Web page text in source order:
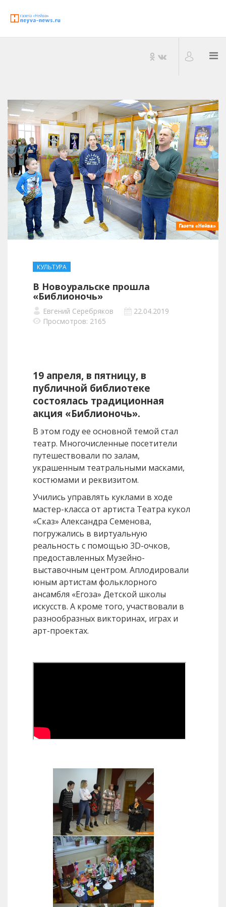
КУЛЬТУРА
В Новоуральске прошла
«Библионочь»
Евгений Серебряков
22.04.2019
Просмотров: 2165
19 апреля, в пятницу, в
публичной библиотеке
состоялась традиционная
акция «Библионочь».
В этом году ее основной темой стал
театр. Многочисленные посетители
путешествовали по залам,
украшенным театральными масками,
костюмами и реквизитом.
Учились управлять куклами в ходе
мастер-класса от артиста Театра кукол
«Сказ» Александра Семенова,
погружались в виртуальную
реальность с помощью 3D-очков,
предоставленных Музейно-
выставочным центром. Аплодировали
юным артистам фольклорного
ансамбля «Егоза» Детской школы
искусств. А кроме того, участвовали в
разнообразных викторинах, играх и
арт-проектах.